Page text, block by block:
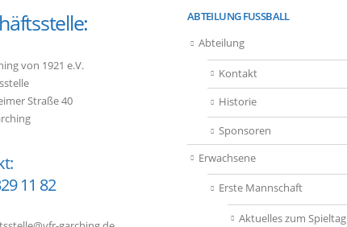
von 1921 e.V.
Straße 40
11 82
ABTEILUNG FUSSBALL
Abteilung
Kontakt
Historie
Sponsoren
Erwachsene
Erste Mannschaft
Aktuelles zum Spieltag